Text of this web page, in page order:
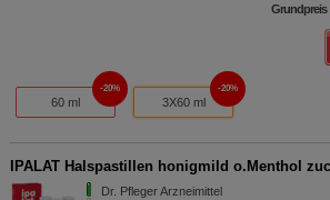
Grundpreis
60 ml
20%
3X60 ml
20%
IPALAT Halspastillen honigmild o.Menthol
Dr. Pfleger Arzneimittel